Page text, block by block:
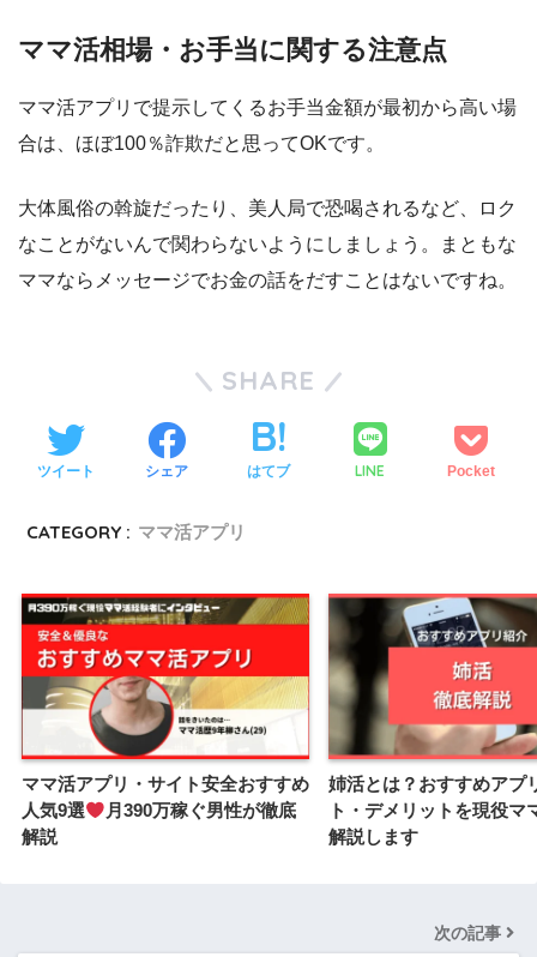
ママ活相場・お手当に関する注意点
ママ活アプリで提示してくるお手当金額が最初から高い場
合は、ほぼ100％詐欺だと思ってOKです。
大体風俗の斡旋だったり、美人局で恐喝されるなど、ロク
なことがないんで関わらないようにしましょう。まともな
ママならメッセージでお金の話をだすことはないですね。
SHARE
ツイート シェア はてブ LINE Pocket
CATEGORY : ママ活アプリ
ママ活アプリ・サイト安全おすすめ
人気9選
月390万稼ぐ男性が徹底
解説
姉活とは？おすすめアプ
ト・デメリットを現役マ
解説します
次の記事